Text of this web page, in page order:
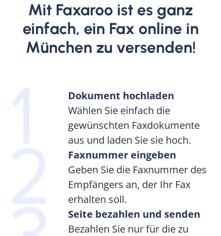
Mit Faxaroo ist es ganz
einfach, ein Fax online in
München zu versenden!
Dokument hochladen
Wählen Sie einfach die
gewünschten Faxdokumente
aus und laden Sie sie hoch.
Faxnummer eingeben
Geben Sie die Faxnummer des
Empfängers an, der Ihr Fax
erhalten soll.
Seite bezahlen und senden
Bezahlen Sie nur für die zu